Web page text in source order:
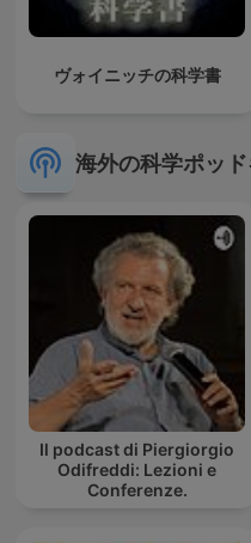
ヴォイニッチの科学書
海外の科学ポッド
Il podcast di Piergiorgio
Odifreddi: Lezioni e
Conferenze.